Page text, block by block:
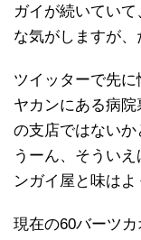
ガイが続いてい
な気がしますが、
ツイッターで先
ヤカンにある病
の支店ではないか
うーん、そうい
ンガイ屋と味はよ
現在の60バーツ